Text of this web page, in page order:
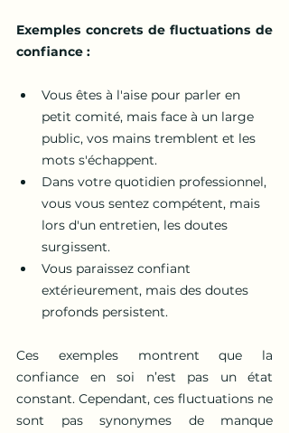
Exemples concrets de fluctuations de
confiance :
Vous êtes à l'aise pour parler en
petit comité, mais face à un large
public, vos mains tremblent et les
mots s'échappent.
Dans votre quotidien professionnel,
vous vous sentez compétent, mais
lors d'un entretien, les doutes
surgissent.
Vous paraissez confiant
extérieurement, mais des doutes
profonds persistent.
Ces exemples montrent que la
confiance en soi n’est pas un état
constant. Cependant, ces fluctuations ne
sont pas synonymes de manque